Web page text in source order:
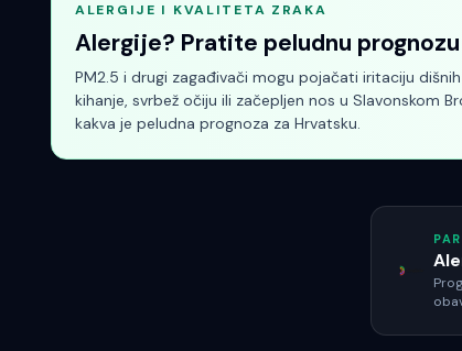
ALERGIJE I KVALITETA ZRAKA
Alergije? Pratite peludnu
PM2.5 i drugi zagađivači mogu pojačati iritaciju
kihanje, svrbež očiju ili začepljen nos u Slavonskom
kakva je peludna prognoza za Hrvatsku.